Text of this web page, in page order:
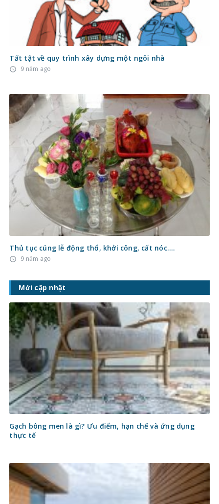
Tất tật về quy trình xây dựng một ngôi nhà
access_time 9 năm ago
Thủ tục cúng lễ động thổ, khởi công, cất nóc….
access_time 9 năm ago
Mới cập nhật
Gạch bông men là gì? Ưu điểm, hạn chế và ứng dụng
thực tế